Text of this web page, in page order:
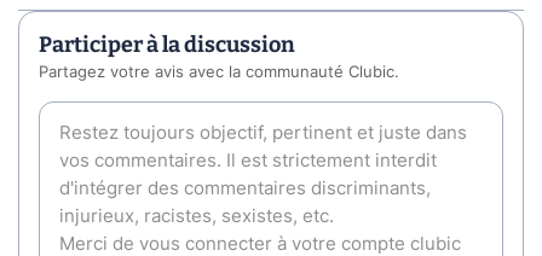
Participer à la discussion
Partagez votre avis avec la communauté Clubic.